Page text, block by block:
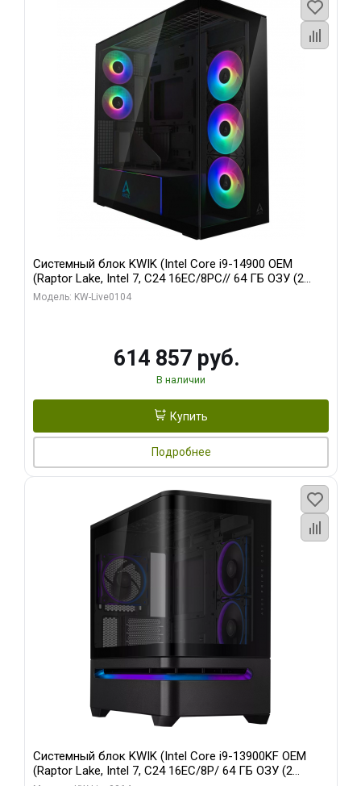
Системный блок KWIK (Intel Core i9-14900 OEM
(Raptor Lake, Intel 7, C24 16EC/8PC// 64 ГБ ОЗУ (2
модуля)/ Afox RTX4090 24GB GDDR6X 384-Bit 3xDP
Модель: KW-Live0104
614 857 руб.
В наличии
Купить
Подробнее
Системный блок KWIK (Intel Core i9-13900KF OEM
(Raptor Lake, Intel 7, C24 16EC/8P/ 64 ГБ ОЗУ (2